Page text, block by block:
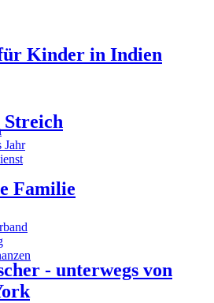
Kinder in Indien
Streich
Familie
- unterwegs von
Jahr